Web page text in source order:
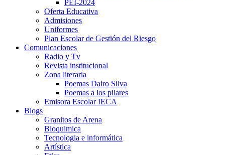
PEI-2024
Oferta Educativa
Admisiones
Uniformes
Plan Escolar de Gestión del Riesgo
Comunicaciones
Radio y Tv
Revista institucional
Zona literaria
Poemas Dairo Silva
Poemas a los pilares
Emisora Escolar IECA
Blogs
Granitos de Arena
Bioquimica
Tecnologia e informática
Artística